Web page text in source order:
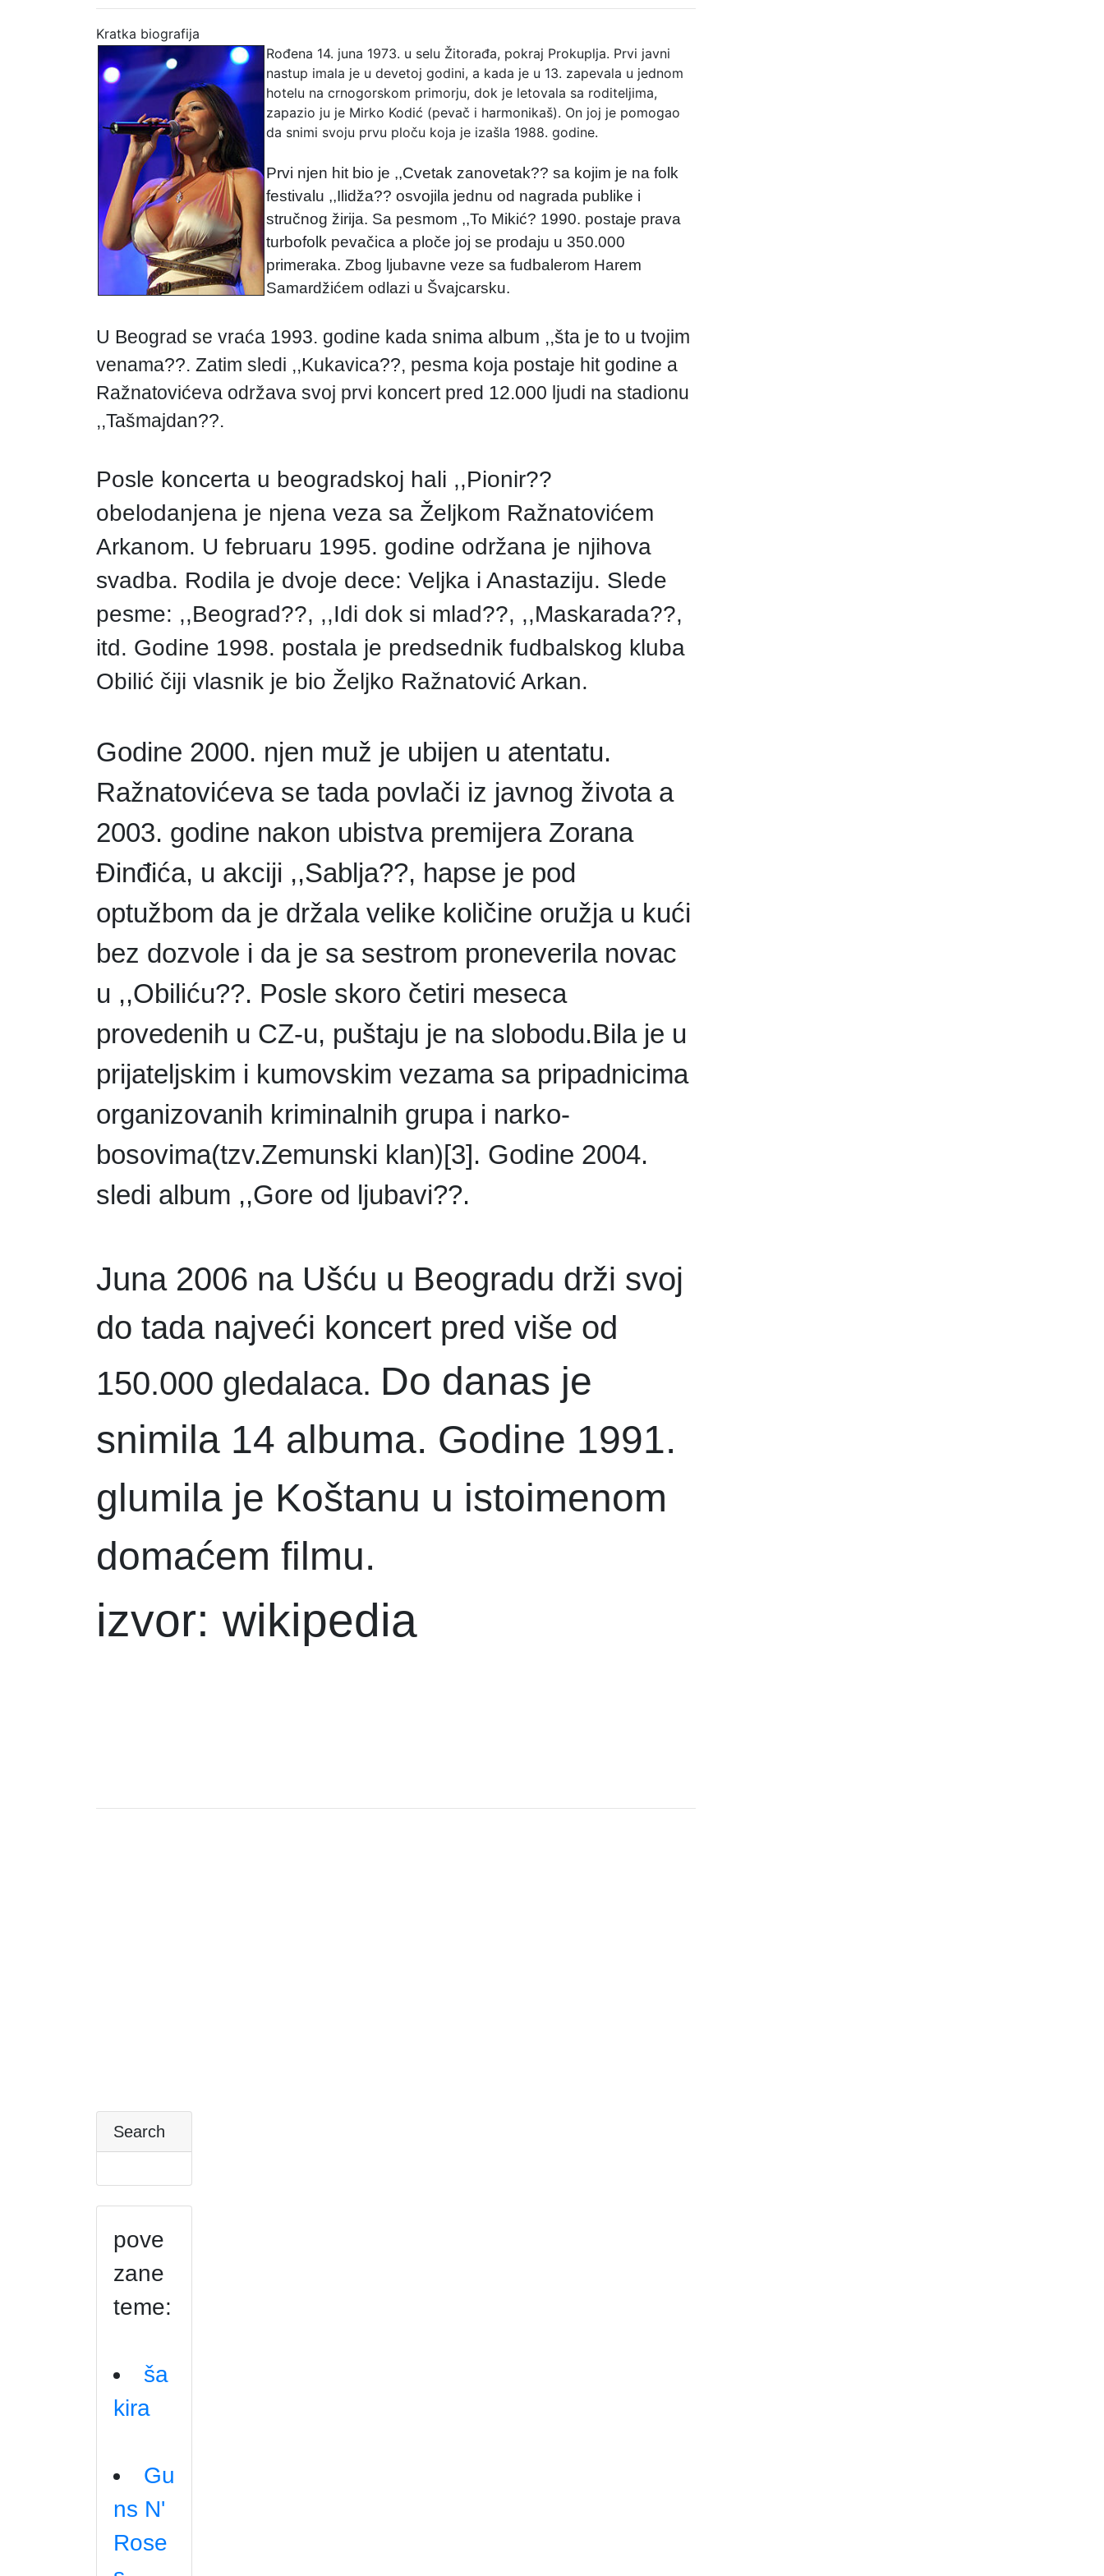
Kratka biografija
Rođena 14. juna 1973. u selu Žitorađa, pokraj Prokuplja. Prvi javni
nastup imala je u devetoj godini, a kada je u 13. zapevala u jednom
hotelu na crnogorskom primorju, dok je letovala sa roditeljima,
zapazio ju je Mirko Kodić (pevač i harmonikaš). On joj je pomogao
da snimi svoju prvu ploču koja je izašla 1988. godine.
Prvi njen hit bio je ,,Cvetak zanovetak?? sa kojim je na folk
festivalu ,,Ilidža?? osvojila jednu od nagrada publike i
stručnog žirija. Sa pesmom ,,To Mikić? 1990. postaje prava
turbofolk pevačica a ploče joj se prodaju u 350.000
primeraka. Zbog ljubavne veze sa fudbalerom Harem
Samardžićem odlazi u Švajcarsku.
U Beograd se vraća 1993. godine kada snima album ,,šta je to u tvojim
venama??. Zatim sledi ,,Kukavica??, pesma koja postaje hit godine a
Ražnatovićeva održava svoj prvi koncert pred 12.000 ljudi na stadionu
,,Tašmajdan??.
Posle koncerta u beogradskoj hali ,,Pionir??
obelodanjena je njena veza sa Željkom Ražnatovićem
Arkanom. U februaru 1995. godine održana je njihova
svadba. Rodila je dvoje dece: Veljka i Anastaziju. Slede
pesme: ,,Beograd??, ,,Idi dok si mlad??, ,,Maskarada??,
itd. Godine 1998. postala je predsednik fudbalskog kluba
Obilić čiji vlasnik je bio Željko Ražnatović Arkan.
Godine 2000. njen muž je ubijen u atentatu.
Ražnatovićeva se tada povlači iz javnog života a
2003. godine nakon ubistva premijera Zorana
Đinđića, u akciji ,,Sablja??, hapse je pod
optužbom da je držala velike količine oružja u kući
bez dozvole i da je sa sestrom proneverila novac
u ,,Obiliću??. Posle skoro četiri meseca
provedenih u CZ-u, puštaju je na slobodu.Bila je u
prijateljskim i kumovskim vezama sa pripadnicima
organizovanih kriminalnih grupa i narko-
bosovima(tzv.Zemunski klan)[3]. Godine 2004.
sledi album ,,Gore od ljubavi??.
Juna 2006 na Ušću u Beogradu drži svoj
do tada najveći koncert pred više od
150.000 gledalaca. Do danas je
snimila 14 albuma. Godine 1991.
glumila je Koštanu u istoimenom
domaćem filmu.
izvor: wikipedia
Search
pove
zane
teme:
ša
kira
Gu
ns N'
Rose